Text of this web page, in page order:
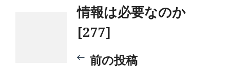
情報は必要なのか
[277]
前の投稿